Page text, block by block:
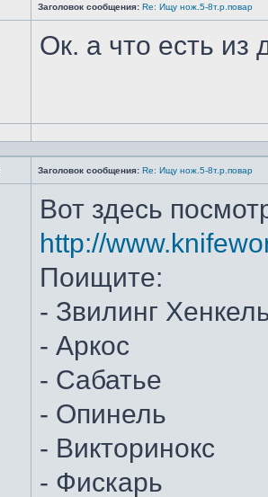
Заголовок сообщения: Re: Ищу нож.5-8т.р.повар
Ок. а что есть из
Заголовок сообщения: Re: Ищу нож.5-8т.р.повар
Вот здесь
http://
Поищите:
- Звилинг
- Аркос
- Сабатье
- Опинель
- Викторинокс
- Фискарь